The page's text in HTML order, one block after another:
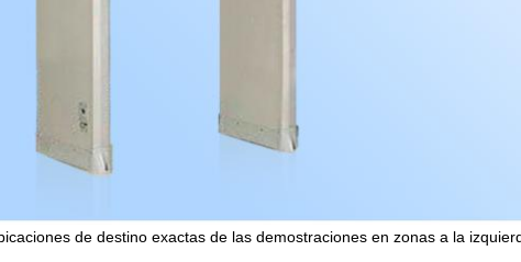
de destino exactas de las demostraciones en zonas a la